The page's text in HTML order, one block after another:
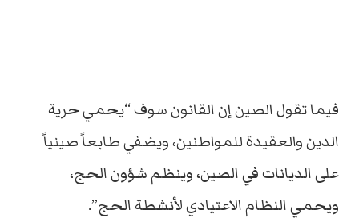
فيما تقول الصين إن القانون سوف “يحمي حرية
الدين والعقيدة للمواطنين، ويضفي طابعاً صينياً
على الديانات في الصين، وينظم شؤون الحج،
ويحمي النظام الاعتيادي لأنشطة الحج”.